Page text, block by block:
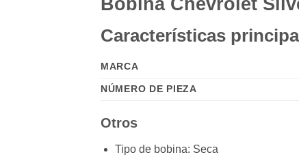
Características
MARCA
NÚMERO DE PIEZA
Otros
Tipo de bobina: Seca